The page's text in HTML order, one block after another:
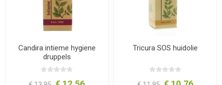
Candira intieme hygiene
druppels
Tricura SOS huidolie